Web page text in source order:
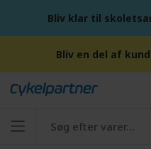
Bliv klar til
Bliv en del af